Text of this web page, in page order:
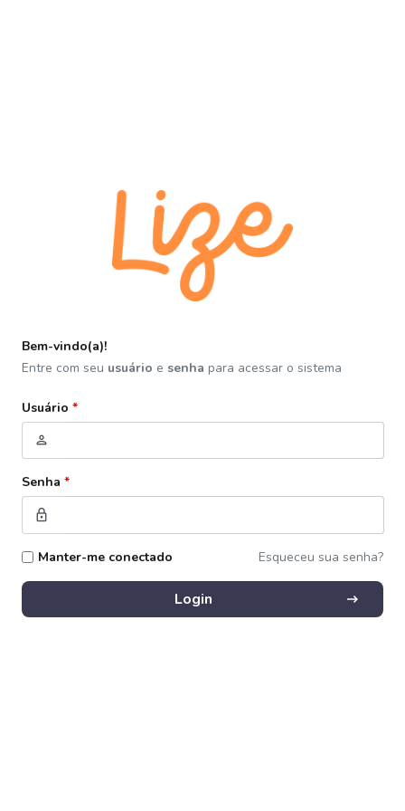
Bem-vindo(a)!
Entre com seu usuário e senha para acessar o sistema
Usuário *
person
Senha *
lock
Manter-me conectado Esqueceu sua senha?
Login arrow_right_alt